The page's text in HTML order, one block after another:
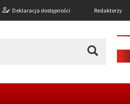
Deklaracja dostępności Redaktorzy